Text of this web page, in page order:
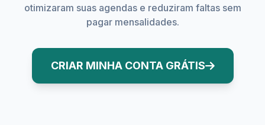
otimizaram suas agendas e reduziram faltas sem
pagar mensalidades.
CRIAR MINHA CONTA GRÁTIS